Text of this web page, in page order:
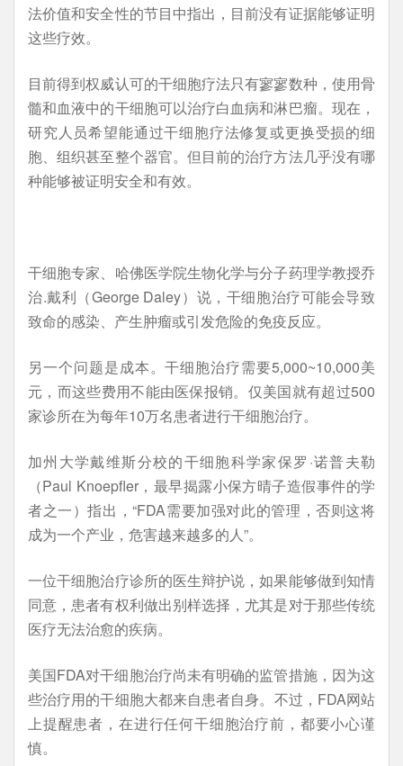
法价值和安全性的节目中指出，目前没有证据能够证明
这些疗效。
目前得到权威认可的干细胞疗法只有寥寥数种，使用骨
髓和血液中的干细胞可以治疗白血病和淋巴瘤。现在，
研究人员希望能通过干细胞疗法修复或更换受损的细
胞、组织甚至整个器官。但目前的治疗方法几乎没有哪
种能够被证明安全和有效。
干细胞专家、哈佛医学院生物化学与分子药理学教授乔
治.戴利（George Daley）说，干细胞治疗可能会导致
致命的感染、产生肿瘤或引发危险的免疫反应。
另一个问题是成本。干细胞治疗需要5,000~10,000美
元，而这些费用不能由医保报销。仅美国就有超过500
家诊所在为每年10万名患者进行干细胞治疗。
加州大学戴维斯分校的干细胞科学家保罗·诺普夫勒
（Paul Knoepfler，最早揭露小保方晴子造假事件的学
者之一）指出，“FDA需要加强对此的管理，否则这将
成为一个产业，危害越来越多的人”。
一位干细胞治疗诊所的医生辩护说，如果能够做到知情
同意，患者有权利做出别样选择，尤其是对于那些传统
医疗无法治愈的疾病。
美国FDA对干细胞治疗尚未有明确的监管措施，因为这
些治疗用的干细胞大都来自患者自身。不过，FDA网站
上提醒患者，在进行任何干细胞治疗前，都要小心谨
慎。